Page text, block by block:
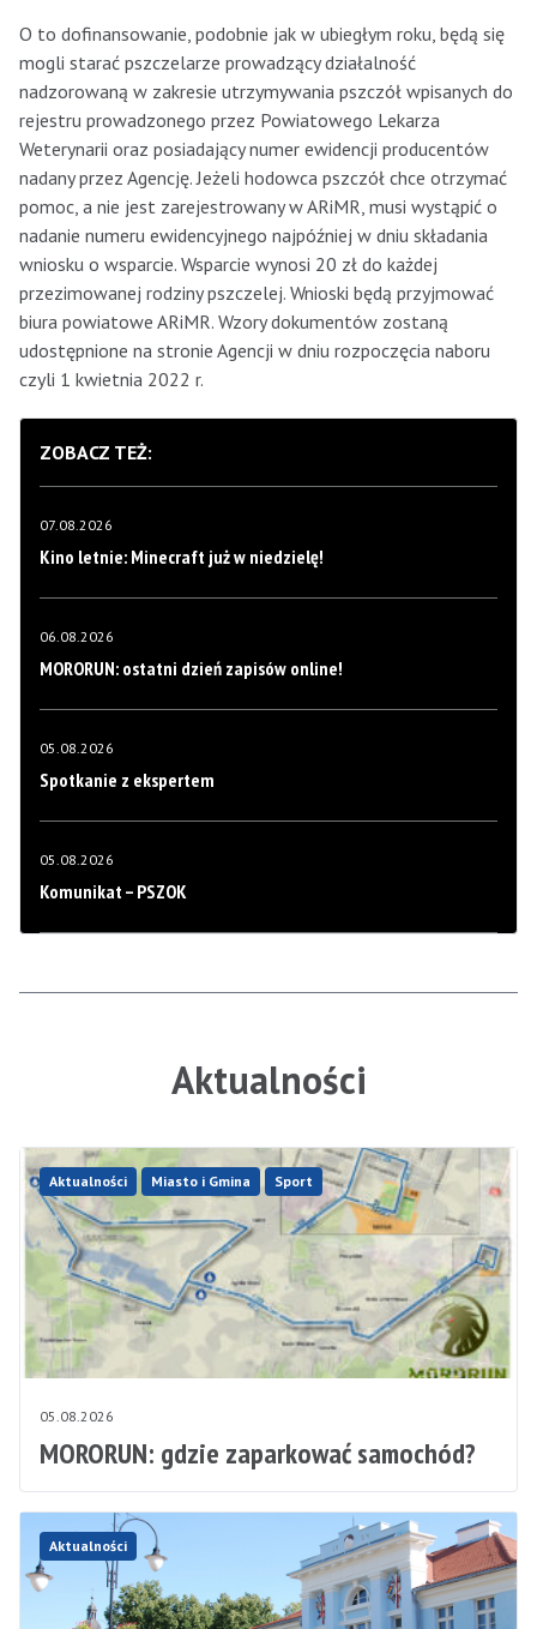
O to dofinansowanie, podobnie jak w ubiegłym roku, będą się
mogli starać pszczelarze prowadzący działalność
nadzorowaną w zakresie utrzymywania pszczół wpisanych do
rejestru prowadzonego przez Powiatowego Lekarza
Weterynarii oraz posiadający numer ewidencji producentów
nadany przez Agencję. Jeżeli hodowca pszczół chce otrzymać
pomoc, a nie jest zarejestrowany w ARiMR, musi wystąpić o
nadanie numeru ewidencyjnego najpóźniej w dniu składania
wniosku o wsparcie. Wsparcie wynosi 20 zł do każdej
przezimowanej rodziny pszczelej. Wnioski będą przyjmować
biura powiatowe ARiMR. Wzory dokumentów zostaną
udostępnione na stronie Agencji w dniu rozpoczęcia naboru
czyli 1 kwietnia 2022 r.
ZOBACZ TEŻ:
07.08.2026
Kino letnie: Minecraft już w niedzielę!
06.08.2026
MORORUN: ostatni dzień zapisów online!
05.08.2026
Spotkanie z ekspertem
05.08.2026
Komunikat – PSZOK
Aktualności
Aktualności Miasto i Gmina Sport
05.08.2026
MORORUN: gdzie zaparkować samochód?
Aktualności